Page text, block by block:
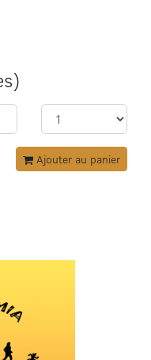
Ajouter au panier